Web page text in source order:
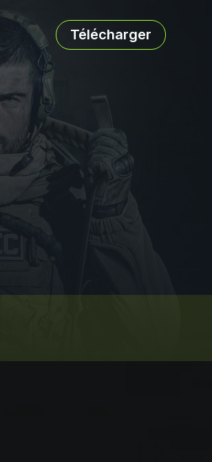
Télécharger